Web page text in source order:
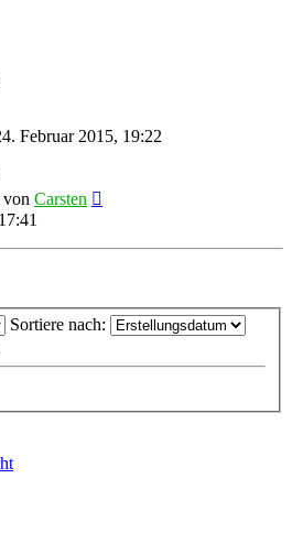
Februar 2015, 19:22
von Carsten
Sortiere nach: